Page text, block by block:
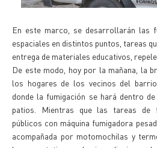
En este marco, se desarrollarán las
espaciales en distintos puntos, tareas
entrega de materiales educativos,
De este modo, hoy por la mañana, la
los hogares de los vecinos del
donde la fumigación se hará dentro
patios. Mientras que las tareas de
públicos con máquina fumigadora
acompañada por motomochilas y